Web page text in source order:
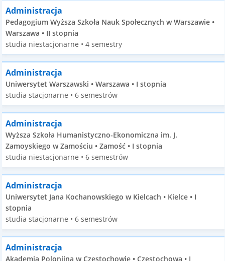
Administracja
Pedagogium Wyższa Szkoła Nauk Społecznych w Warszawie •
Warszawa • II stopnia
studia niestacjonarne • 4 semestry
Administracja
Uniwersytet Warszawski • Warszawa • I stopnia
studia stacjonarne • 6 semestrów
Administracja
Wyższa Szkoła Humanistyczno-Ekonomiczna im. J.
Zamoyskiego w Zamościu • Zamość • I stopnia
studia niestacjonarne • 6 semestrów
Administracja
Uniwersytet Jana Kochanowskiego w Kielcach • Kielce • I
stopnia
studia stacjonarne • 6 semestrów
Administracja
Akademia Polonijna w Częstochowie • Częstochowa • I